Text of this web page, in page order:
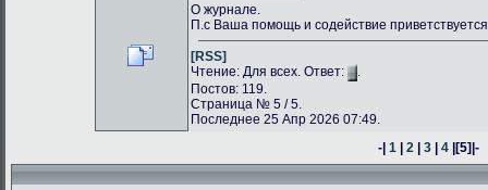
О журнале.
П.с Ваша помощь и содействие
[RSS]
Чтение: Для всех. Ответ:
.
Постов: 119.
Страница № 5 / 5.
Последнее 25 Апр 2026 07:49.
-|1 |2 |3 |4 |[5]|-